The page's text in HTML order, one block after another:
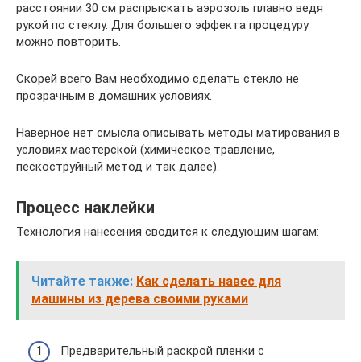
расстоянии 30 см распрыскать аэрозоль плавно ведя
рукой по стеклу. Для большего эффекта процедуру
можно повторить.
Скорей всего Вам необходимо сделать стекло не
прозрачным в домашних условиях.
Наверное нет смысла описывать методы матирования в
условиях мастерской (химическое травление,
пескоструйный метод и так далее).
Процесс наклейки
Технология нанесения сводится к следующим шагам:
Читайте также: Как сделать навес для
машины из дерева своими руками
Предварительный раскрой пленки с